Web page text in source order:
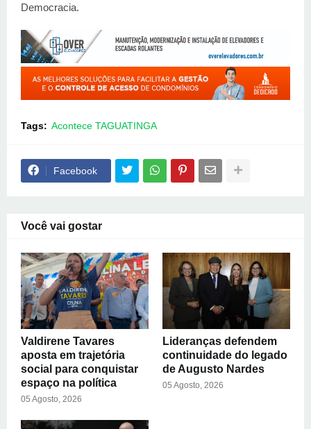
Democracia.
Tags: Acontece TAGUATINGA
Facebook
Você vai gostar
Valdirene Tavares
aposta em trajetória
social para conquistar
espaço na política
05 Agosto, 2026
Lideranças defendem
continuidade do legado
de Augusto Nardes
05 Agosto, 2026